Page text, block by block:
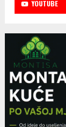
YOUTUBE